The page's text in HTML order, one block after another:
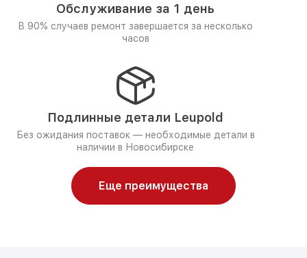
Обслуживание за 1 день
В 90% случаев ремонт завершается за несколько
часов
Подлинные детали Leupold
Без ожидания поставок — необходимые детали в
наличии в Новосибирске
Еще преимущества